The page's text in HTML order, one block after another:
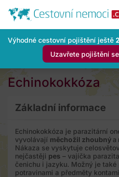
Výhodné cestovní pojištění ještě
Uzavřete pojištění
Echinokokkóza
Základní informace
Echinokokkóza je parazitární
vyvolávají měchožil zhoubný a
Nákaza se vyskytuje
nejčastěji pes – vajíčka
čenichu i jazyku. Možný je také
potravinami a předměty